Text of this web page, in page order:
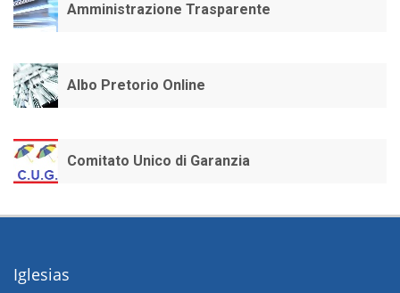
Amministrazione Trasparente
Albo Pretorio Online
Comitato Unico di Garanzia
Iglesias